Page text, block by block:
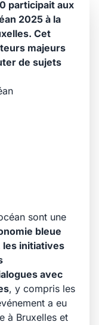
participait aux
2025 à la
Cet
majeurs
de sujets
sont une
bleue
les initiatives
avec
, y compris les
a eu
à Bruxelles et